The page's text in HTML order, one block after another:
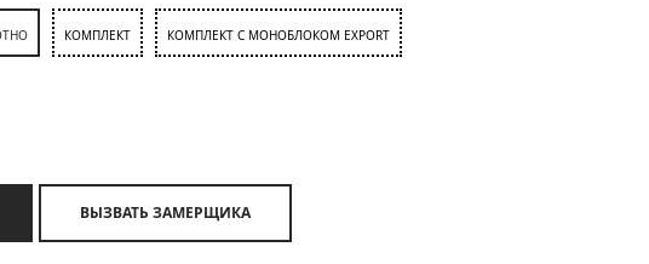
КОМПЛЕКТ КОМПЛЕКТ С МОНОБЛОКОМ EXPORT
ВЫЗВАТЬ ЗАМЕРЩИКА